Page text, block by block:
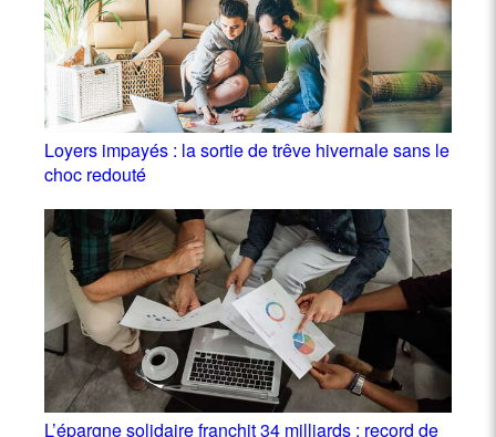
Loyers impayés : la sortie de trêve hivernale sans le
choc redouté
L’épargne solidaire franchit 34 milliards : record de